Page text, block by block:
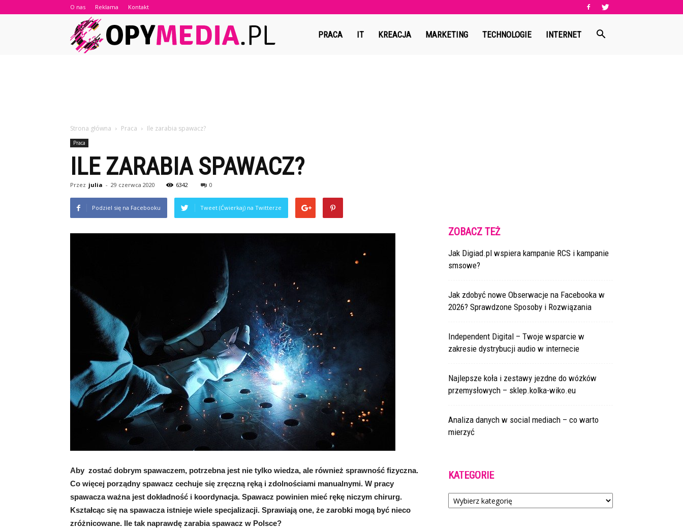
O nas Reklama Kontakt
Copymedia.plPRACA IT KREACJA MARKETING TECHNOLOGIE INTERNET
Strona główna Praca Ile zarabia spawacz?
Praca
ILE ZARABIA SPAWACZ?
Przez julia - 29 czerwca 2020 6342 0
Podziel się na Facebooku Tweet (Ćwierkaj) na Twitterze
Aby zostać dobrym spawaczem, potrzebna jest nie tylko wiedza, ale również sprawność fizyczna.
Co więcej porządny spawacz cechuje się zręczną ręką i zdolnościami manualnymi. W pracy
spawacza ważna jest dokładność i koordynacja. Spawacz powinien mieć rękę niczym chirurg.
Kształcąc się na spawacza istnieje wiele specjalizacji. Sprawiają one, że zarobki mogą być nieco
zróżnicowane. Ile tak naprawdę zarabia spawacz w Polsce?
ZOBACZ TEŻ
Jak Digiad.pl wspiera kampanie RCS i kampanie
smsowe?
Jak zdobyć nowe Obserwacje na Facebooka w
2026? Sprawdzone Sposoby i Rozwiązania
Independent Digital – Twoje wsparcie w
zakresie dystrybucji audio w internecie
Najlepsze koła i zestawy jezdne do wózków
przemysłowych – sklep.kolka-wiko.eu
Analiza danych w social mediach – co warto
mierzyć
KATEGORIE
Kategorie